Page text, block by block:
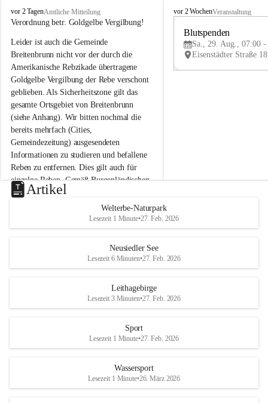
B
r
i
t
e
n
b
r
u
n
n
a
m
N
e
u
s
d
S
vor 2 TagenAmtliche Mitteilung
Verordnung betr. Goldgelbe Vergilbung!
Leider ist auch die Gemeinde
Breitenbrunn nicht vor der durch die
Amerikanische Rebzikade übertragene
Goldgelbe Vergilbung der Rebe verschont
geblieben. Als Sicherheitszone gilt das
gesamte Ortsgebiet von Breitenbrunn
(siehe Anhang). Wir bitten nochmal die
bereits mehrfach (Cities,
Gemeindezeitung) ausgesendeten
Informationen zu studieren und befallene
Reben zu entfernen. Dies gilt auch für
einzelne Reben. Gemäß Burgenländischen
Weinbaugesetz sind nicht gepflegte oder
unzulässige Weingärten zu roden! Bitte
helfen wir zusammen um unsere Winzer
vor den prognostizierten Ernteausfällen
und den daraus folgenden wirtschaftlichen
Maßnahmen zur Bekämpfung
Rebe und der Amerikanischen
Anhang VBl. EU Nr. 18
1 Seite•1,4 MB
B
e
u
e
d
r
S
vor 2 WochenVeranstaltung
Blutspenden
Sa., 29. Aug., 07:00 -
Artikel
Welterbe-Naturpark
Lesezeit 1 Minute•27. Feb. 2026
Neusiedler See
Lesezeit 6 Minuten•27. Feb. 2026
Leithagebirge
Lesezeit 3 Minuten•27. Feb. 2026
Sport
Lesezeit 1 Minute•27. Feb. 2026
Wassersport
Lesezeit 1 Minute•26. März 2026